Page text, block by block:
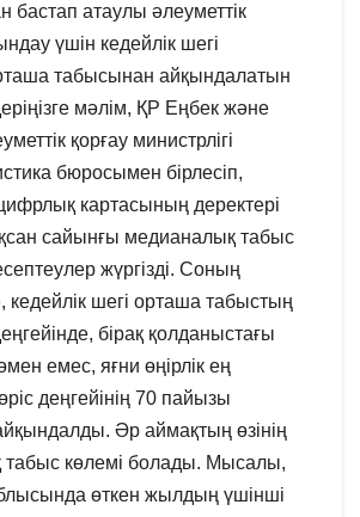
бастап атаулы әлеуметтік
үшін кедейлік шегі
табысынан айқындалатын
мәлім, ҚР Еңбек және
қорғау министрлігі
бюросымен бірлесіп,
картасының деректері
сайынғы медианалық табыс
жүргізді. Соның
кедейлік шегі орташа табыстың
бірақ қолданыстағы
емес, яғни өңірлік ең
деңгейінің 70 пайызы
Әр аймақтың өзінің
табыс көлемі болады. Мысалы,
өткен жылдың үшінші